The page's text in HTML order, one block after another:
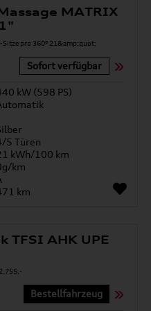
MATRIX
Sofort verfügbar
kW (598 PS)
5 Türen
kWh/100 km
km
km
TFSI AHK UPE
Bestellfahrzeug